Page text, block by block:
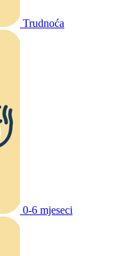
Trudnoća
0-6 mjeseci